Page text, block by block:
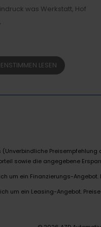
was Werkstatt, Hof
LESEN
(Unverbindliche
sowie die angegebene
um ein Finanzierungs-Angebot.
um ein Leasing-Angebot.